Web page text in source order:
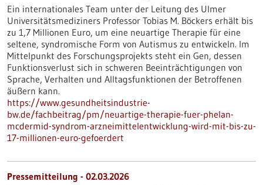
Ein internationales Team unter der Leitung des Ulmer
Universitätsmediziners Professor Tobias M. Böckers erhält bis
zu 1,7 Millionen Euro, um eine neuartige Therapie für eine
seltene, syndromische Form von Autismus zu entwickeln. Im
Mittelpunkt des Forschungsprojekts steht ein Gen, dessen
Funktionsverlust sich in schweren Beeinträchtigungen von
Sprache, Verhalten und Alltagsfunktionen der Betroffenen
äußern kann.
https://www.gesundheitsindustrie-
bw.de/fachbeitrag/pm/neuartige-therapie-fuer-phelan-
mcdermid-syndrom-arzneimittelentwicklung-wird-mit-bis-zu-
17-millionen-euro-gefoerdert
Pressemitteilung - 02.03.2026